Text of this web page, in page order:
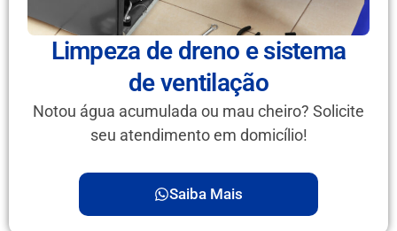
Limpeza de dreno e sistema
de ventilação
Notou água acumulada ou mau cheiro? Solicite
seu atendimento em domicílio!
Saiba Mais